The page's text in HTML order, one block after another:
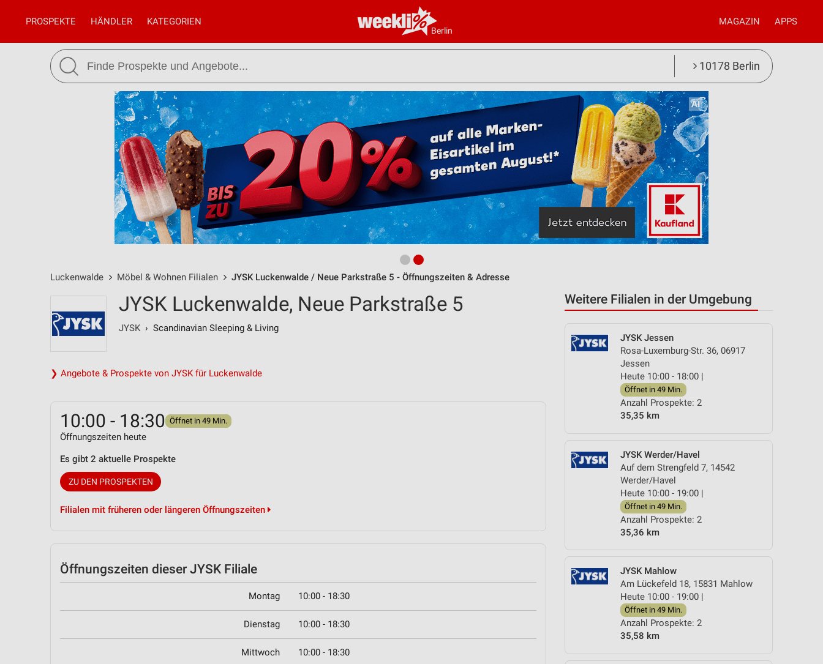
Berlin
PROSPEKTE HÄNDLER KATEGORIEN MAGAZIN APPS
10178 Berlin
Luckenwalde Möbel & Wohnen Filialen JYSK Luckenwalde / Neue Parkstraße 5 - Öffnungszeiten & Adresse
Weitere Filialen in der Umgebung
JYSK Jessen
Rosa-Luxemburg-Str. 36, 06917
Jessen
Heute 10:00 - 18:00 |
Öffnet in 49 Min.
Anzahl Prospekte: 2
35,35 km
JYSK Werder/Havel
Auf dem Strengfeld 7, 14542
Werder/Havel
Heute 10:00 - 19:00 |
Öffnet in 49 Min.
Anzahl Prospekte: 2
35,36 km
JYSK Mahlow
Am Lückefeld 18, 15831 Mahlow
Heute 10:00 - 19:00 |
Öffnet in 49 Min.
Anzahl Prospekte: 2
35,58 km
JYSK Luckenwalde, Neue Parkstraße 5
JYSK › Scandinavian Sleeping & Living
❯ Angebote & Prospekte von JYSK für Luckenwalde
10:00 - 18:30 Öffnet in 49 Min.
Öffnungszeiten heute
Es gibt 2 aktuelle Prospekte
ZU DEN PROSPEKTEN
Filialen mit früheren oder längeren Öffnungszeiten
Öffnungszeiten dieser JYSK Filiale
Montag 10:00 - 18:30
Dienstag 10:00 - 18:30
Mittwoch 10:00 - 18:30